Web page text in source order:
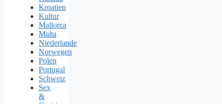
Kroatien
Kultur
Mallorca
Malta
Niederlande
Norwegen
Polen
Portugal
Schweiz
Sex
&